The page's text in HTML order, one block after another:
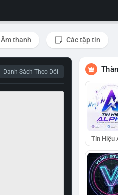
Âm thanh Các tập tin
Danh Sách Theo Dõi
Tín Hiệu